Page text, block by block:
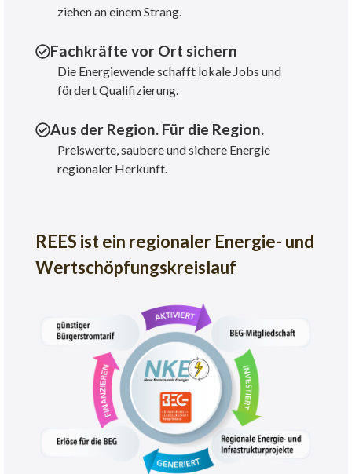
ziehen an einem Strang.
Fachkräfte vor Ort sichern
Die Energiewende schafft lokale Jobs und
fördert Qualifizierung.
Aus der Region. Für die Region.
Preiswerte, saubere und sichere Energie
regionaler Herkunft.
REES ist ein regionaler Energie- und
Wertschöpfungskreislauf